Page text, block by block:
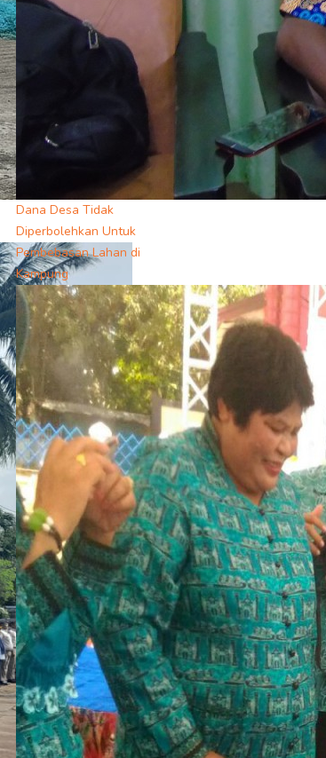
Dana Desa Tidak
Diperbolehkan Untuk
Pembebasan Lahan di
Kampung